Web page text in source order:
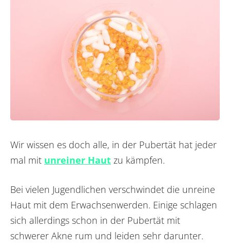
Wir wissen es doch alle, in der Pubertät hat jeder
mal mit unreiner Haut zu kämpfen.
Bei vielen Jugendlichen verschwindet die unreine
Haut mit dem Erwachsenwerden. Einige schlagen
sich allerdings schon in der Pubertät mit
schwerer Akne rum und leiden sehr darunter.